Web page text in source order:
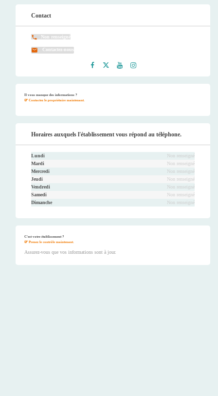
Contact
Non renseigné
Contactez-nous
Il vous manque des informations ?
Contactez le propriétaire maintenant.
Horaires auxquels l'établissement vous répond au téléphone.
Lundi
Non renseigné
Mardi
Non renseigné
Mercredi
Non renseigné
Jeudi
Non renseigné
Vendredi
Non renseigné
Samedi
Non renseigné
Dimanche
Non renseigné
C'est votre établissement ?
Prenez le contrôle maintenant.
Assurez-vous que vos informations sont à jour.